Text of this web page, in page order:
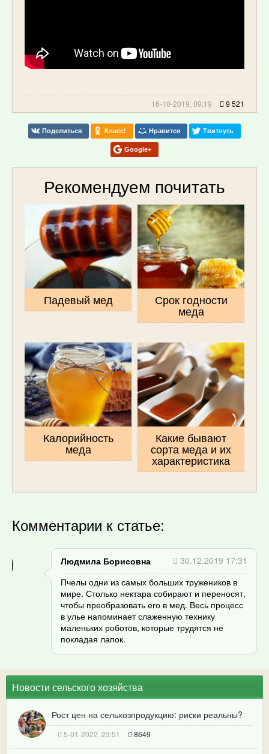
16-10-2019, 09:19 9 521
Поделиться Класс! Нравится Твитнуть
Google+
Рекомендуем почитать
Падевый мед Срок годности
меда
Калорийность
меда
Какие бывают
сорта меда и их
характеристика
Комментарии к статье:
Людмила Борисовна
30.12.2019 17:31
Пчелы одни из самых больших тружеников в
мире. Столько нектара собирают и переносят,
чтобы преобразовать его в мед. Весь процесс
в улье напоминает слаженную технику
маленьких роботов, которые трудятся не
покладая лапок.
Новости сельского хозяйства
Рост цен на сельхозпродукцию: риски реальны?
5-01-2022, 23:51 8649